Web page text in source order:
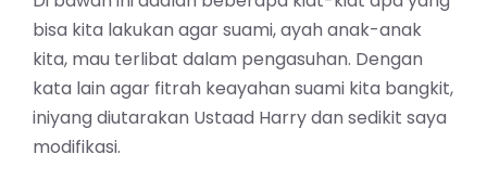
bisa kita lakukan agar suami, ayah anak-anak
kita, mau terlibat dalam pengasuhan. Dengan
kata lain agar fitrah keayahan suami kita bangkit,
iniyang diutarakan Ustaad Harry dan sedikit saya
modifikasi.